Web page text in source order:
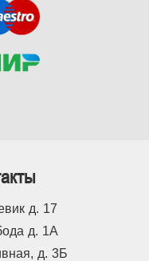
д. 17
д. 1А
д. 3Б